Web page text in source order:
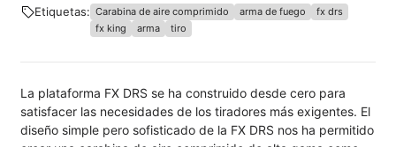
Etiquetas: Carabina de aire comprimido arma de fuego
fx drs
fx king
arma tiro
La plataforma FX DRS se ha construido desde cero para
satisfacer las necesidades de los tiradores más exigentes. El
diseño simple pero sofisticado de la FX DRS nos ha permitido